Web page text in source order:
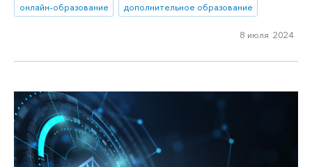
онлайн-образование
дополнительное образование
8 июля 2024